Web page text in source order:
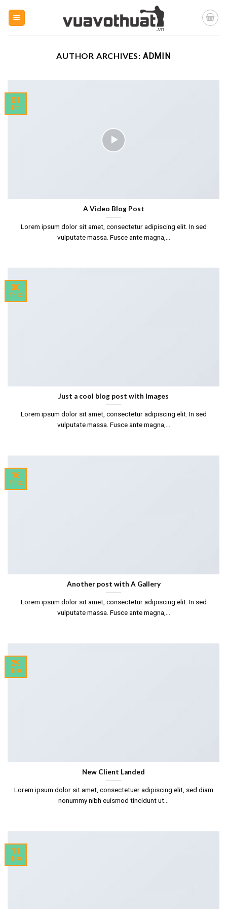
AUTHOR ARCHIVES: ADMIN
A Video Blog Post
Lorem ipsum dolor sit amet, consectetur adipiscing elit. In sed
vulputate massa. Fusce ante magna,...
01
Th1
Just a cool blog post with Images
Lorem ipsum dolor sit amet, consectetur adipiscing elit. In sed
vulputate massa. Fusce ante magna,...
30
Th12
Another post with A Gallery
Lorem ipsum dolor sit amet, consectetur adipiscing elit. In sed
vulputate massa. Fusce ante magna,...
16
Th12
New Client Landed
Lorem ipsum dolor sit amet, consectetuer adipiscing elit, sed diam
nonummy nibh euismod tincidunt ut...
29
Th8
11
Th8